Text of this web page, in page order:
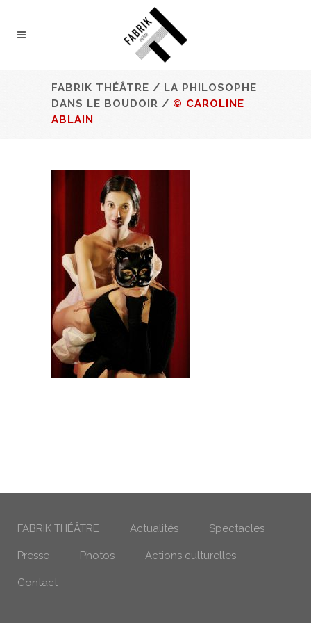
FABRIK THÉÂTRE / LA PHILOSOPHE
DANS LE BOUDOIR / © CAROLINE
ABLAIN
FABRIK THÉÂTRE Actualités Spectacles
Presse Photos Actions culturelles
Contact